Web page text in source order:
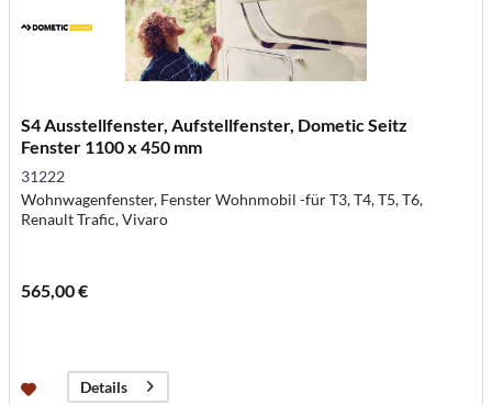
S4 Ausstellfenster, Aufstellfenster, Dometic Seitz
Fenster 1100 x 450 mm
31222
Wohnwagenfenster, Fenster Wohnmobil -für T3, T4, T5, T6,
Renault Trafic, Vivaro
565,00 €
Details